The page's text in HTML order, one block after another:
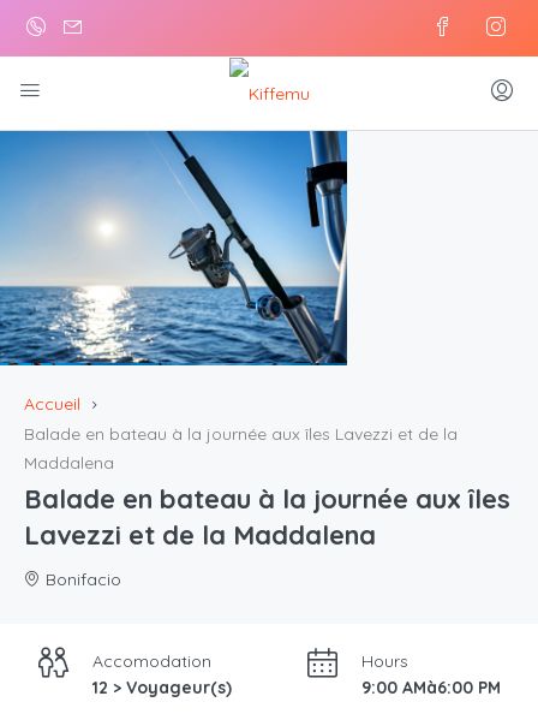
Accueil
Balade en bateau à la journée aux îles Lavezzi et de la
Maddalena
Balade en bateau à la journée aux îles
Lavezzi et de la Maddalena
Bonifacio
Accomodation
12 > Voyageur(s)
Hours
9:00 AMà6:00 PM